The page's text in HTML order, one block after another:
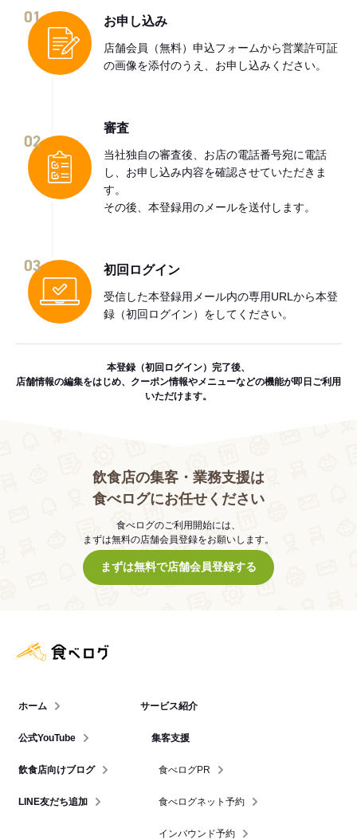
01 お申し込み
店舗会員（無料）申込フォームから営業許可証
の画像を添付のうえ、お申し込みください。
02
審査
当社独自の審査後、お店の電話番号宛に電話
し、お申し込み内容を確認させていただきま
す。
その後、本登録用のメールを送付します。
03 初回ログイン
受信した本登録用メール内の専用URLから本登
録（初回ログイン）をしてください。
本登録（初回ログイン）完了後、
店舗情報の編集をはじめ、クーポン情報やメニューなどの機能が即日ご利用
いただけます。
飲食店の集客・業務支援は
食べログにお任せください
食べログのご利用開始には、
まずは無料の店舗会員登録をお願いします。
まずは無料で店舗会員登録する
ホーム
公式YouTube
飲食店向けブログ
LINE友だち追加
サービス紹介
集客支援
食べログPR
食べログネット予約
インバウンド予約